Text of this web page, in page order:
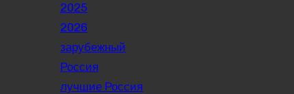
2025
2026
зарубежный
Россия
лучшие Россия